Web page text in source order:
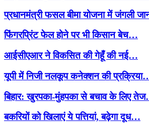
प्रधानमंत्री फसल बीमा योजना में जंगली
फिंगरप्रिंट फेल होने पर भी किसान बेच…
आईसीएआर ने विकसित की गेहूँ की नई…
यूपी में निजी नलकूप कनेक्शन की
बिहार: खुरपका-मुंहपका से बचाव के लिए
बकरियों को खिलाएं ये पत्तियां, बढ़ेगा दूध…